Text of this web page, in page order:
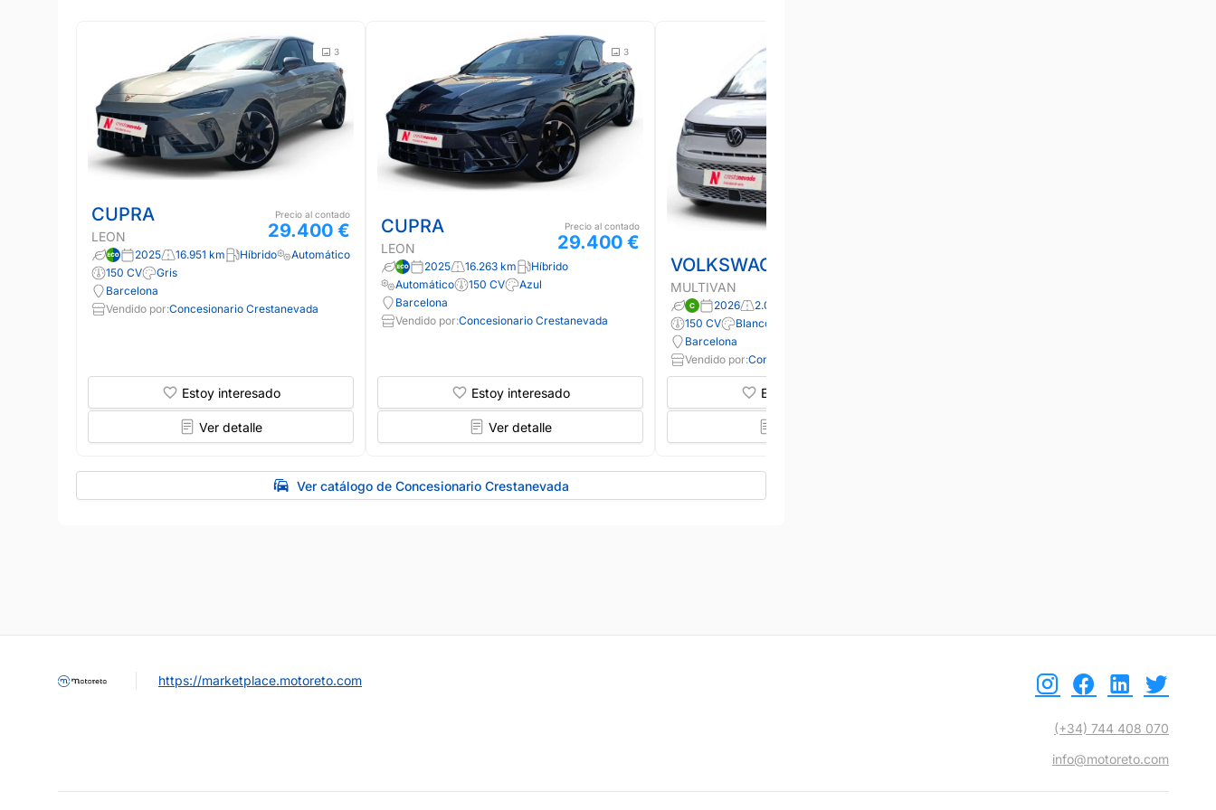
3
CUPRA
LEON
Precio al contado
29.400 €
2025 16.951 km Híbrido
Automático
150 CV
Gris
Barcelona
Vendido por:Concesionario Crestanevada
Estoy interesado
Ver detalle
3
CUPRA
LEON
Precio al contado
29.400 €
2025 16.263 km
Híbrido
Automático
150 CV
Azul
Barcelona
Vendido por:Concesionario Crestanevada
Estoy interesado
Ver detalle
VOLKSWAGEN
MULTIVAN
2026 2.000 km
150 CV
Blanco
Barcelona
Vendido por:Concesionario Crestanevada
Estoy interesado
Ver catálogo de Concesionario Crestanevada
https://marketplace.motoreto.com
(+34) 744 408 070
info@motoreto.com